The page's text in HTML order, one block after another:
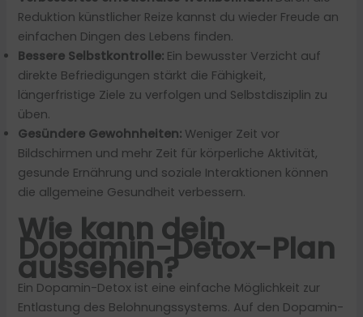
Reduktion künstlicher Reize kannst du wieder Freude an
einfachen Dingen des Lebens finden.
Bessere Selbstkontrolle: Ein bewusster Verzicht auf
direkte Befriedigungen stärkt die Fähigkeit,
längerfristige Ziele zu verfolgen und Selbstdisziplin zu
üben.
Gesündere Gewohnheiten: Weniger Zeit vor
Bildschirmen und mehr Zeit für körperliche Aktivität,
gesunde Ernährung und soziale Interaktionen können
die allgemeine Gesundheit verbessern.
Wie kann dein
Dopamin-Detox-Plan
aussehen?
Ein Dopamin-Detox ist eine einfache Möglichkeit zur
Entlastung des Belohnungssystems. Auf den Dopamin-